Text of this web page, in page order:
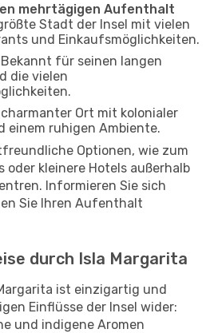
mehrtägigen Aufenthalt
Stadt der Insel mit vielen
und Einkaufsmöglichkeiten.
Bekannt für seinen langen
die vielen
charmanter Ort mit kolonialer
einem ruhigen Ambiente.
Optionen, wie zum
oder kleinere Hotels außerhalb
Informieren Sie sich
Sie Ihren Aufenthalt
durch Isla Margarita
ist einzigartig und
Einflüsse der Insel wider:
und indigene Aromen